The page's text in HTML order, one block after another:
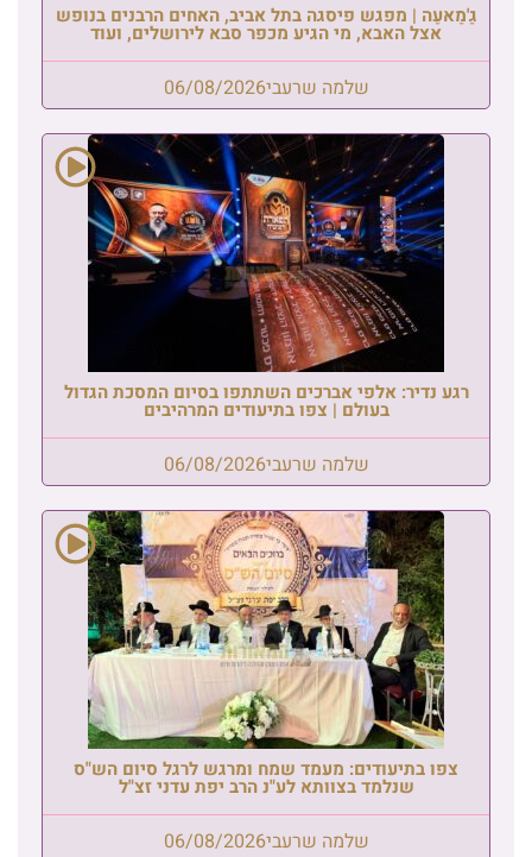
גַ'מַאעַה | מפגש פיסגה בתל אביב, האחים הרבנים בנופש
אצל האבא, מי הגיע מכפר סבא לירושלים, ועוד
שלמה שרעבי06/08/2026
רגע נדיר: אלפי אברכים השתתפו בסיום המסכת הגדול
בעולם | צפו בתיעודים המרהיבים
שלמה שרעבי06/08/2026
צפו בתיעודים: מעמד שמח ומרגש לרגל סיום הש"ס
שנלמד בצוותא לע"נ הרב יפת עדני זצ"ל
שלמה שרעבי06/08/2026